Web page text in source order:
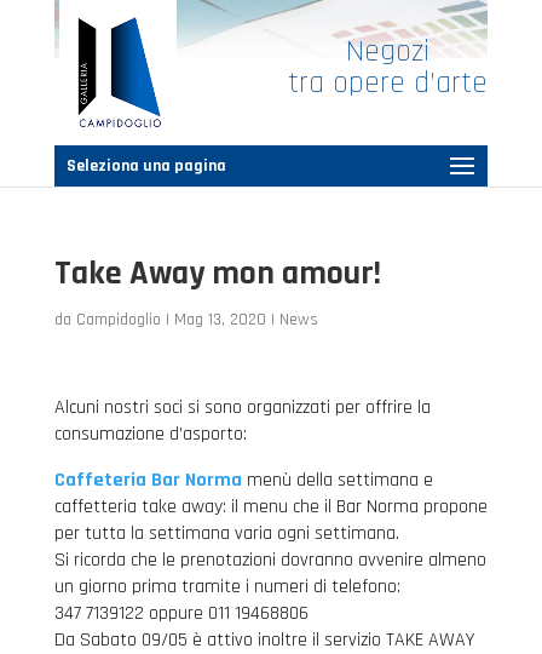
Negozi
tra opere d’arte
Seleziona una pagina
Take Away mon amour!
da Campidoglio | Mag 13, 2020 | News
Alcuni nostri soci si sono organizzati per offrire la
consumazione d’asporto:
Caffeteria Bar Norma menù della settimana e
caffetteria take away: il menu che il Bar Norma propone
per tutta la settimana varia ogni settimana.
Si ricorda che le prenotazioni dovranno avvenire almeno
un giorno prima tramite i numeri di telefono:
347 7139122 oppure 011 19468806
Da Sabato 09/05 è attivo inoltre il servizio TAKE AWAY